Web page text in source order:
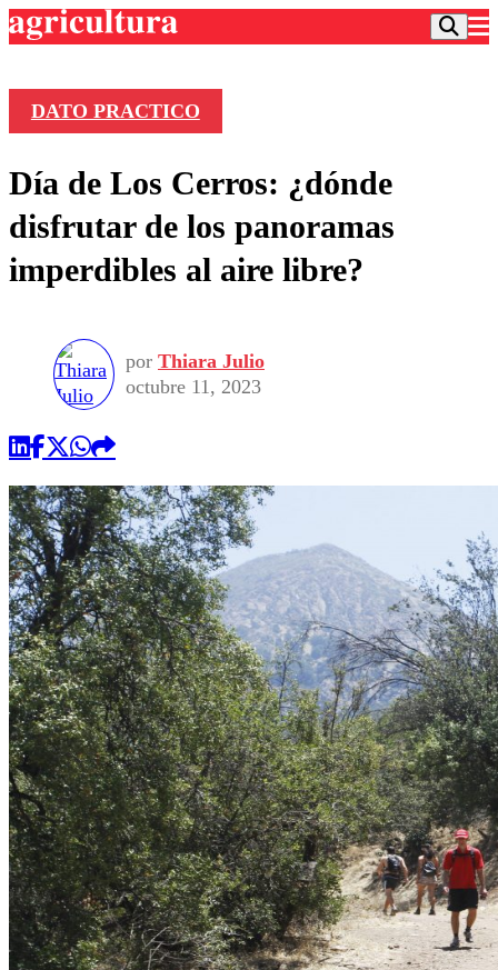
Frecuencias
Agricultura TV
Deportes
Colo Colo
Seleccion Chilena
Torneo Internacional
Entretención
Economía
Internacional
Publicaciones en medios
Opinión
DATO PRACTICO
Día de Los Cerros: ¿dónde
disfrutar de los panoramas
imperdibles al aire libre?
por Thiara Julio
octubre 11, 2023